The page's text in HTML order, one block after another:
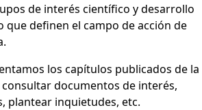
de interés científico y desarrollo
definen el campo de acción de
los capítulos publicados de la
consultar documentos de interés,
plantear inquietudes, etc.